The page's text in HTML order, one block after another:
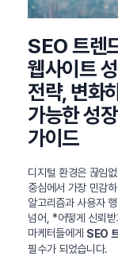
SEO 트렌
웹사이트
전략, 변화
가능한 성
가이드
디지털 환경은 끊임
중심에서 가장 민감
알고리즘과 사용자
넘어, *어떻게 신뢰
마케터들에게 SEO
필수가 되었습니다.